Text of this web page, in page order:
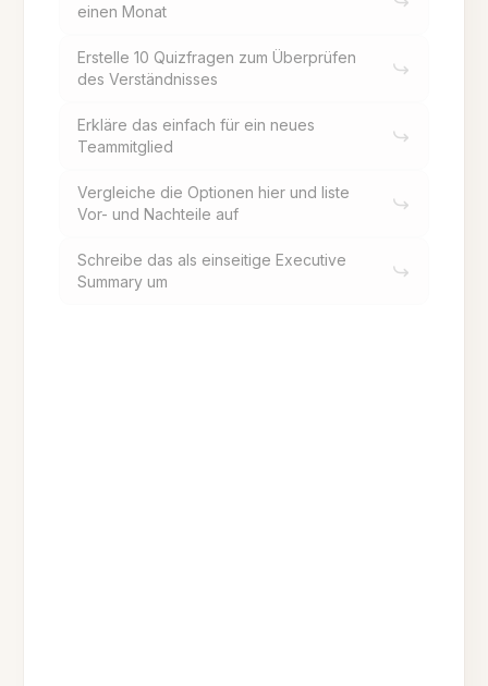
einen Monat
Erstelle 10 Quizfragen zum Überprüfen
des Verständnisses
Erkläre das einfach für ein neues
Teammitglied
Vergleiche die Optionen hier und liste
Vor- und Nachteile auf
Schreibe das als einseitige Executive
Summary um